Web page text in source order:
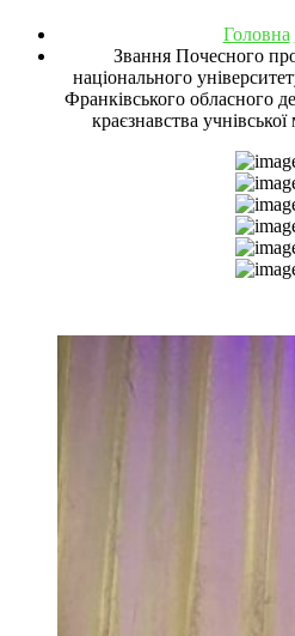
Головна
Звання Почесного
національного
Франківського обласного
краєзнавства